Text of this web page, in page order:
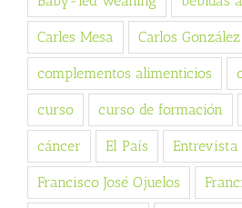
Carles Mesa Carlos González
complementos alimenticios
curso curso de formación
cáncer El País Entrevista
Francisco José Ojuelos